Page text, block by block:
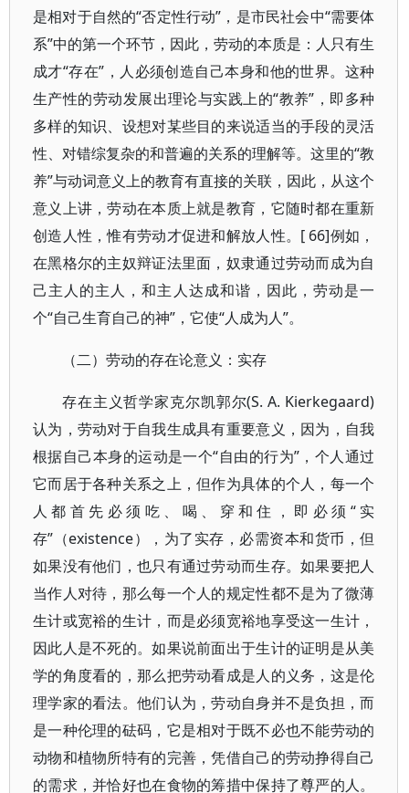
是相对于自然的“否定性行动”，是市民社会中“需要体
系”中的第一个环节，因此，劳动的本质是：人只有生
成才“存在”，人必须创造自己本身和他的世界。这种
生产性的劳动发展出理论与实践上的“教养”，即多种
多样的知识、设想对某些目的来说适当的手段的灵活
性、对错综复杂的和普遍的关系的理解等。这里的“教
养”与动词意义上的教育有直接的关联，因此，从这个
意义上讲，劳动在本质上就是教育，它随时都在重新
创造人性，惟有劳动才促进和解放人性。[ 66]例如，
在黑格尔的主奴辩证法里面，奴隶通过劳动而成为自
己主人的主人，和主人达成和谐，因此，劳动是一
个“自己生育自己的神”，它使“人成为人”。
（二）劳动的存在论意义：实存
存在主义哲学家克尔凯郭尔(S. A. Kierkegaard)
认为，劳动对于自我生成具有重要意义，因为，自我
根据自己本身的运动是一个“自由的行为”，个人通过
它而居于各种关系之上，但作为具体的个人，每一个
人都首先必须吃、喝、穿和住，即必须“实
存”（existence），为了实存，必需资本和货币，但
如果没有他们，也只有通过劳动而生存。如果要把人
当作人对待，那么每一个人的规定性都不是为了微薄
生计或宽裕的生计，而是必须宽裕地享受这一生计，
因此人是不死的。如果说前面出于生计的证明是从美
学的角度看的，那么把劳动看成是人的义务，这是伦
理学家的看法。他们认为，劳动自身并不是负担，而
是一种伦理的砝码，它是相对于既不必也不能劳动的
动物和植物所特有的完善，凭借自己的劳动挣得自己
的需求，并恰好也在食物的筹措中保持了尊严的人。